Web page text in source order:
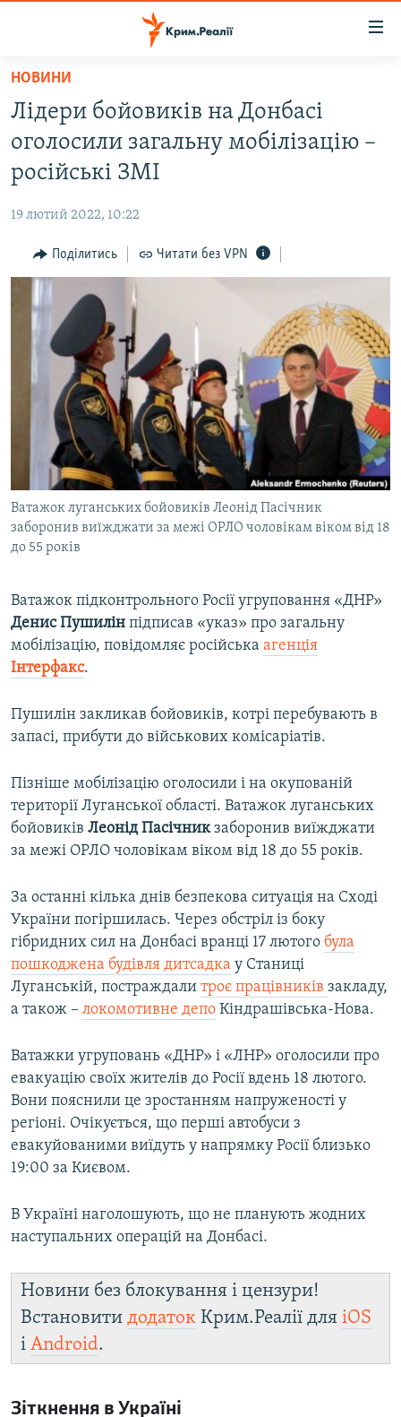
Перейти
основного
матеріалу
Перейти
до
основної
Перейти
до
пошуку
ВОДА.КРИМ
ВІДЕО ТА ФОТО
БЛОГИ
ПОГЛЯД
ІНТЕРВ'Ю
ВСЕ ЗА ДЕНЬ
СПЕЦПРОЕКТИ
ДЕПОРТАЦІЯ
ВІДЕОУРОКИ «ELIFBE»
СВІДЧЕННЯ ОКУПАЦІЇ
УКРАЇНСЬКА ПРОБЛЕМА КРИМУ
ІНФОГРАФІКА
ЯК ОБІЙТИ БЛОКУВАННЯ
Русский
Qırımtatar
ДОЛУЧАЙСЯ!
Усі сайти RFE/RL
НОВИНИ
Лідери бойовиків на Донбасі
оголосили загальну мобілізацію –
російські ЗМІ
19 лютий 2022, 10:22
Поділитись Читати без VPN
Ватажок луганських бойовиків Леонід Пасічник
заборонив виїжджати за межі ОРЛО чоловікам віком від 18
до 55 років
Ватажок підконтрольного Росії угруповання «ДНР»
Денис Пушилін підписав «указ» про загальну
мобілізацію, повідомляє російська агенція
Інтерфакс.
Пушилін закликав бойовиків, котрі перебувають в
запасі, прибути до військових комісаріатів.
Пізніше мобілізацію оголосили і на окупованій
території Луганської області. Ватажок луганських
бойовиків Леонід Пасічникзаборонив виїжджати
за межі ОРЛО чоловікам віком від 18 до 55 років.
За останні кілька днів безпекова ситуація на Сході
України погіршилась. Через обстріл із боку
гібридних сил на Донбасі вранці 17 лютого була
пошкоджена будівля дитсадка у Станиці
Луганській, постраждали троє працівників закладу,
а також – локомотивне депо Кіндрашівська-Нова.
Ватажки угруповань «ДНР» і «ЛНР» оголосили про
евакуацію своїх жителів до Росії вдень 18 лютого.
Вони пояснили це зростанням напруженості у
регіоні. Очікується, що перші автобуси з
евакуйованими виїдуть у напрямку Росії близько
19:00 за Києвом.
В Україні наголошують, що не планують жодних
наступальних операцій на Донбасі.
Новини без блокування і цензури!
Встановити додаток Крим.Реалії для iOS
і Android.